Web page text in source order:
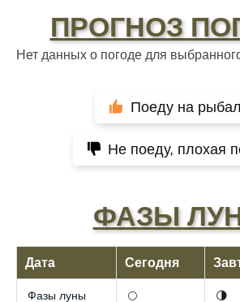
ПРОГНОЗ
Нет данных о погоде для
Поеду на
Не поеду, плохая
ФАЗЫ
Дата Сегодня
Фазы луны 🌕 🌗
Отличный прогноз клёва!